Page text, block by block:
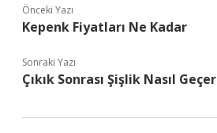
Önceki Yazı
Kepenk Fiyatları Ne Kadar
Sonraki Yazı
Çıkık Sonrası Şişlik Nasıl Geçer